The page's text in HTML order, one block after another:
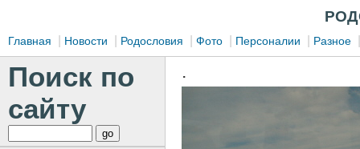
Главная Новости Родословия Фото Персоналии Разное
.
Поиск по
сайту